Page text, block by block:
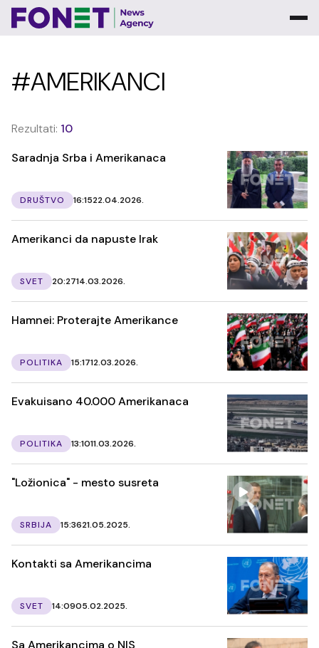
#AMERIKANCI
Rezultati: 10
Saradnja Srba i Amerikanaca
DRUŠTVO 16:1522.04.2026.
Amerikanci da napuste Irak
SVET 20:2714.03.2026.
Hamnei: Proterajte Amerikance
POLITIKA 15:1712.03.2026.
Evakuisano 40.000 Amerikanaca
POLITIKA 13:1011.03.2026.
"Ložionica" - mesto susreta
SRBIJA 15:3621.05.2025.
Kontakti sa Amerikancima
SVET 14:0905.02.2025.
Sa Amerikancima o NIS